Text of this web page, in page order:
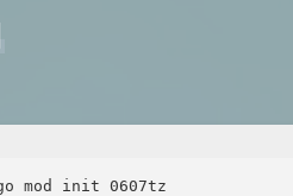
mod init 0607tz